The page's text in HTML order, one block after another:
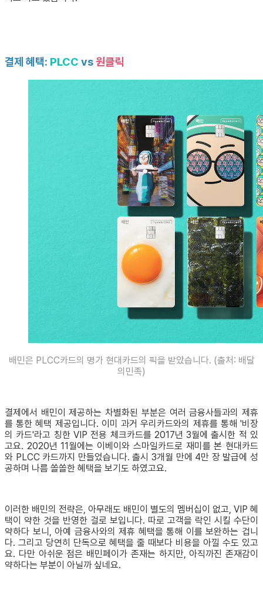
결제 혜택: PLCC vs원클릭
배민은 PLCC카드의 명가 현대카드의 픽을 받았습니다. (출처: 배달
의민족)
결제에서 배민이 제공하는 차별화된 부분은 여러 금융사들과의 제휴
를 통한 혜택 제공입니다. 이미 과거 우리카드와의 제휴를 통해 '비장
의 카드'라고 칭한 VIP 전용 체크카드를 2017년 3월에 출시한 적 있
고요. 2020년 11월에는 이베이와 스마일카드로 재미를 본 현대카드
와 PLCC 카드까지 만들었습니다. 출시 3개월 만에 4만 장 발급에 성
공하며 나름 쏠쏠한 혜택을 보기도 하였고요.
이러한 배민의 전략은, 아무래도 배민이 별도의 멤버십이 없고, VIP 혜
택이 약한 것을 반영한 걸로 보입니다. 따로 고객을 락인 시킬 수단이
약하다 보니, 아예 금융사와의 제휴 혜택을 통해 이를 보완하는 겁니
다. 그리고 당연히 단독으로 혜택을 줄 때보다 비용을 아낄 수도 있고
요. 다만 아쉬운 점은 배민페이가 존재는 하지만, 아직까진 존재감이
약하다는 부분이 아닐까 싶네요.